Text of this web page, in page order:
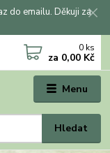
do emailu. Děkuji za
Menu
Hledat
0 ks
za 0,00 Kč